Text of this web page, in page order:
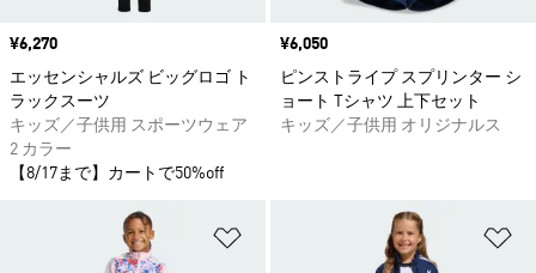
価格
¥6,270
エッセンシャルズ ビッグロゴ ト
ラックスーツ
キッズ／子供用 スポーツウェア
2 カラー
【8/17まで】カートで50%off
価格
¥6,050
ピンストライプ スプリンター シ
ョート Tシャツ 上下セット
キッズ／子供用 オリジナルス
ほしいものリストに追加